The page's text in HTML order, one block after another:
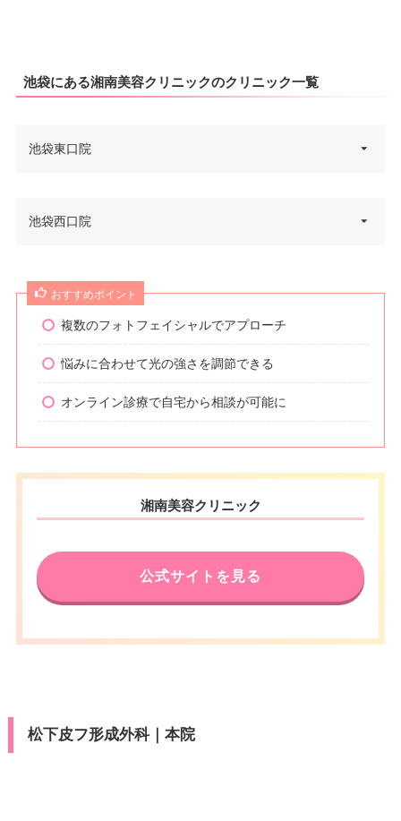
池袋にある湘南美容クリニックのクリニック一覧
池袋東口院
住所
JR池袋駅東口 徒歩1分
休診日 不定休
カード決
VISA/Master/JCB/American Ex
press/DC/Diners/銀聯/NICOS/ト
J)/UC/Discover/オリコ/アプラス/
ン
可
駐車場 –
月 火 水 木 金 土 日 祝
∣
∣
∣
∣
∣
∣
∣
∣
池袋西口院
住所
東京都豊島区池袋2丁目6-1 KDX
電話番号 0120-5489-63
アクセス
JR池袋駅西口 C6出口 徒歩1分/
東京メトロ池袋駅 徒歩1分
済
VISA/Master/JCB/American Ex
press/DC/Diners/銀聯/NICOS/ト
ヨタTS3/楽天カード/MUFG(UF
デビットカード
ン
駐車場 –
∣
18：00
∣
18：00
∣
18：00
∣
18：00
おすすめポイント
複数のフォトフェイシャルでアプローチ
悩みに合わせて光の強さを調節できる
オンライン診療で自宅から相談が可能に
湘南美容クリニック
公式サイトを見る
松下皮フ形成外科｜本院